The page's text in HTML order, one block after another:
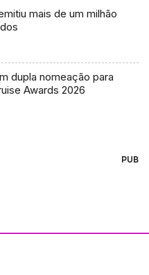
mais de um milhão
dupla nomeação para
Awards 2026
PUB